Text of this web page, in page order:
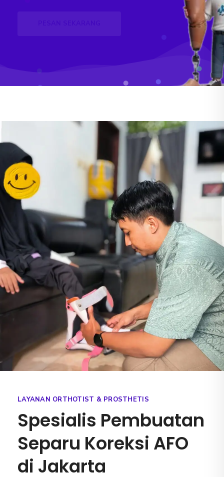
LAYANAN ORTHOTIST & PROSTHETIS
Spesialis Pembuatan
Separu Koreksi AFO
di Jakarta